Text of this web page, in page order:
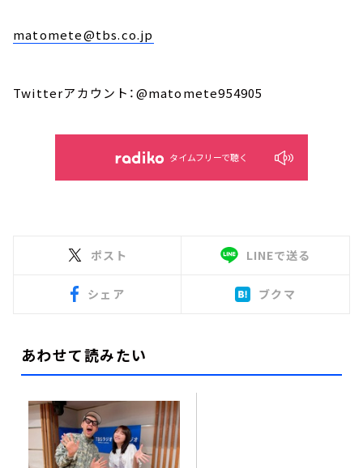
matomete@tbs.co.jp
Twitterアカウント：@matomete954905
タイムフリーで聴く
ポスト LINEで送る
シェア ブクマ
あわせて読みたい